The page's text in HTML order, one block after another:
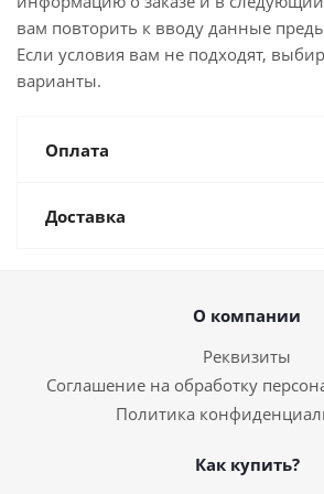
вам повторить к вводу данные
Если условия вам не подходят,
варианты.
Оплата
Доставка
О компании
Реквизиты
Соглашение на обработку
Политика
Как купить?